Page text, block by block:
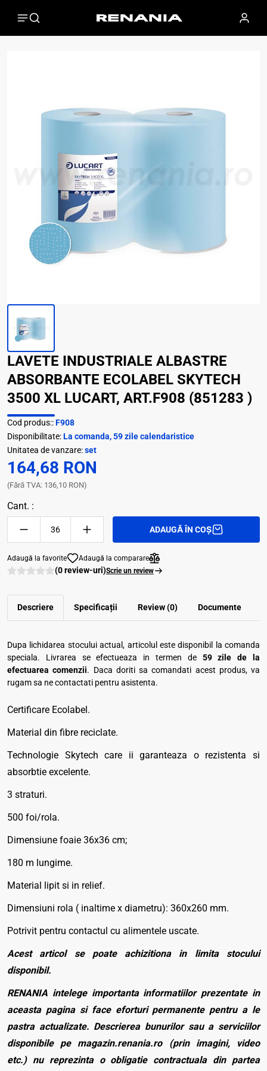
LAVETE INDUSTRIALE ALBASTRE
ABSORBANTE ECOLABEL SKYTECH
3500 XL LUCART, ART.F908 (851283 )
Cod produs::F908
Disponibilitate:La comanda, 59 zile calendaristice
Unitatea de vanzare:set
164,68 RON
(Fără TVA: 136,10 RON)
Cant. :
ADAUGĂ ÎN COȘ
Adaugă la favorite Adaugă la comparare
(0 review-uri)Scrie un review
Descriere Specificații Review (0) Documente
Dupa lichidarea stocului actual, articolul este disponibil la comanda
speciala. Livrarea se efectueaza in termen de 59 zile de la
efectuarea comenzii. Daca doriti sa comandati acest produs, va
rugam sa ne contactati pentru asistenta.
Certificare Ecolabel.
Material din fibre reciclate.
Technologie Skytech care ii garanteaza o rezistenta si
absorbtie excelente.
3 straturi.
500 foi/rola.
Dimensiune foaie 36x36 cm;
180 m lungime.
Material lipit si in relief.
Dimensiuni rola ( inaltime x diametru): 360x260 mm.
Potrivit pentru contactul cu alimentele uscate.
Acest articol se poate achizitiona in limita stocului
disponibil.
RENANIA intelege importanta informatiilor prezentate in
aceasta pagina si face eforturi permanente pentru a le
pastra actualizate. Descrierea bunurilor sau a serviciilor
disponibile pe magazin.renania.ro (prin imagini, video
etc.) nu reprezinta o obligatie contractuala din partea